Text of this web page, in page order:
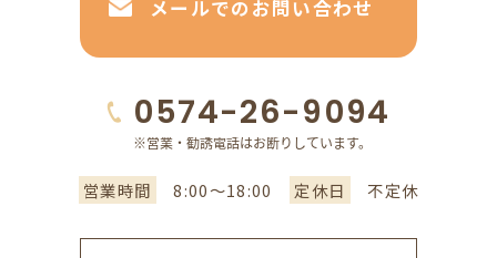
メールでのお問い合わせ
0574-26-9094
営業時間 8:00～18:00 定休日 不定休